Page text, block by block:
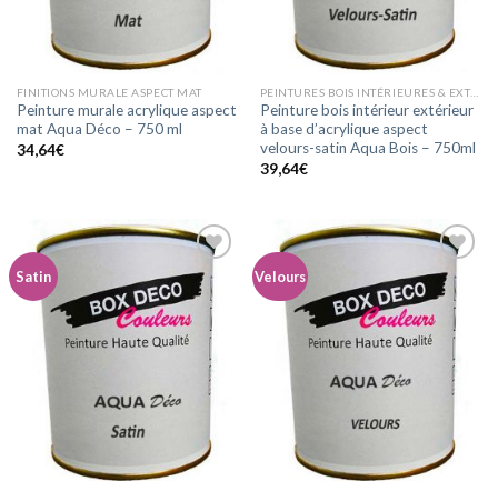
FINITIONS MURALE ASPECT MAT
Peinture murale acrylique aspect
mat Aqua Déco – 750 ml
34,64€
PEINTURES BOIS INTÉRIEURES & EXTÉRIEURES ASPECT VELOURS-SATIN
Peinture bois intérieur extérieur
à base d’acrylique aspect
velours-satin Aqua Bois – 750ml
39,64€
Satin
Ajouter
à la
wishlist
Velours
Ajouter
à la
wishlist